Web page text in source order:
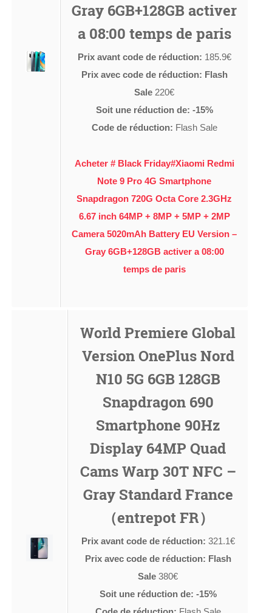
Gray 6GB+128GB activer
a 08:00 temps de paris
Prix avant code de réduction: 185.9€
Prix avec code de réduction: Flash
Sale 220€
Soit une réduction de: -15%
Code de réduction: Flash Sale
Acheter # Black Friday#Xiaomi Redmi
Note 9 Pro 4G Smartphone
Snapdragon 720G Octa Core 2.3GHz
6.67 inch 64MP + 8MP + 5MP + 2MP
Camera 5020mAh Battery EU Version –
Gray 6GB+128GB activer a 08:00
temps de paris
World Premiere Global
Version OnePlus Nord
N10 5G 6GB 128GB
Snapdragon 690
Smartphone 90Hz
Display 64MP Quad
Cams Warp 30T NFC –
Gray Standard France
（entrepot FR）
Prix avant code de réduction: 321.1€
Prix avec code de réduction: Flash
Sale 380€
Soit une réduction de: -15%